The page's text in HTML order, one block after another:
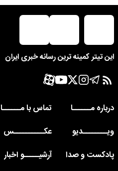
این تیتر کمینه ترین رسانه خبری ایران
درباره مــــــا
تماس با مــــــا
ویــــــــدیو
عکــــــــــس
پادکست و صدا
آرشیـــــو اخبار